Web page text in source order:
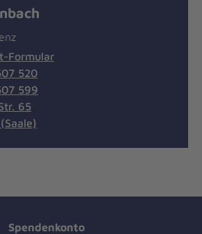
Formular
520
599
65
Spendenkonto